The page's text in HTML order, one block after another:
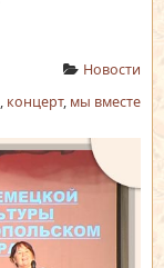
Новости
, концерт, мы вместе